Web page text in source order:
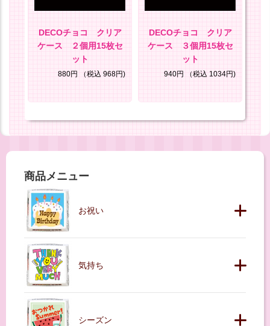
DECOチョコ クリア
ケース ２個用15枚セ
ット
880円 （税込 968円)
DECOチョコ クリア
ケース ３個用15枚セ
ット
940円 （税込 1034円)
商品メニュー
お祝い
気持ち
シーズン